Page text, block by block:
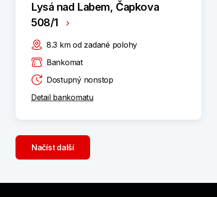
Lysá nad Labem, Čapkova
508/1
8.3 km od zadané polohy
Bankomat
Dostupný nonstop
Detail bankomatu
Načíst další